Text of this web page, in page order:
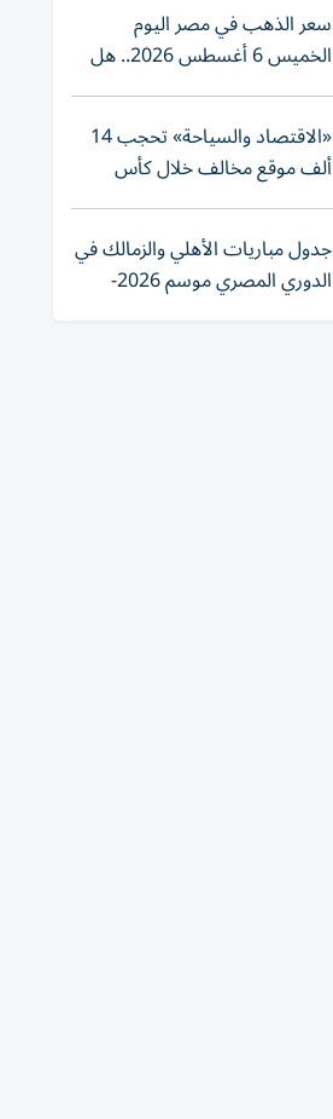
سعر الذهب في مصر اليوم
الخميس 6 أغسطس 2026.. هل
تنوي الشراء؟
«الاقتصاد والسياحة» تحجب 14
ألف موقع مخالف خلال كأس
العالم 2026
جدول مباريات الأهلي والزمالك في
الدوري المصري موسم 2026-